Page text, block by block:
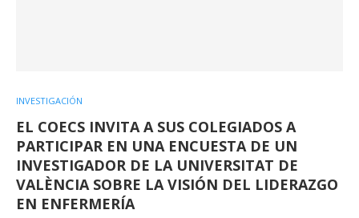
INVESTIGACIÓN
EL COECS INVITA A SUS COLEGIADOS A
PARTICIPAR EN UNA ENCUESTA DE UN
INVESTIGADOR DE LA UNIVERSITAT DE
VALÈNCIA SOBRE LA VISIÓN DEL LIDERAZGO
EN ENFERMERÍA